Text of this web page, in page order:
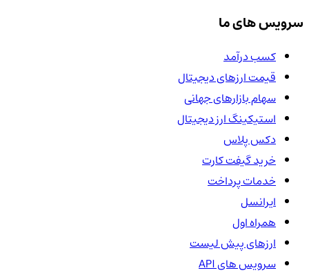
سرویس های ما
کسب درآمد
قیمت ارزهای دیجیتال
سهام بازارهای جهانی
استیکینگ ارز دیجیتال
دکس پلاس
خرید گیفت کارت
خدمات پرداخت
ایرانسل
همراه اول
ارزهای پیش لیست
سرویس های API